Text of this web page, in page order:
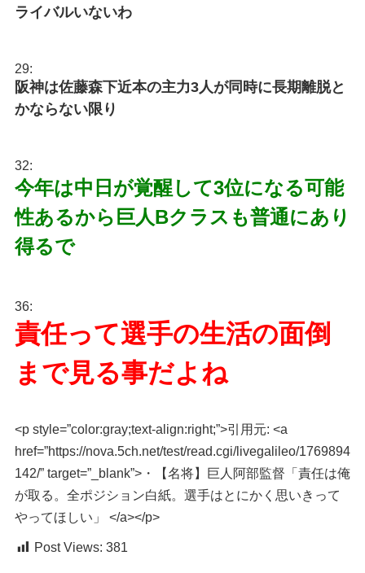
ライバルいないわ
29:
阪神は佐藤森下近本の主力3人が同時に長期離脱と
かならない限り
32:
今年は中日が覚醒して3位になる可能
性あるから巨人Bクラスも普通にあり
得るで
36:
責任って選手の生活の面倒
まで見る事だよね
<p style=”color:gray;text-align:right;”>引用元: <a
href=”https://nova.5ch.net/test/read.cgi/livegalileo/1769894
142/” target=”_blank”>・【名将】巨人阿部監督「責任は俺
が取る。全ポジション白紙。選手はとにかく思いきって
やってほしい」 </a></p>
Post Views: 381